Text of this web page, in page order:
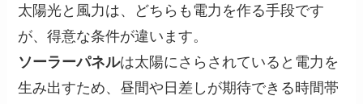
太陽光と風力は、どちらも電力を作る手段です
が、得意な条件が違います。
ソーラーパネルは太陽にさらされていると電力を
生み出すため、昼間や日差しが期待できる時間帯